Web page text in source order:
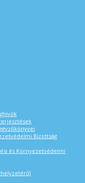
Bizottság
és Környezetvédelmi
helyzetéről